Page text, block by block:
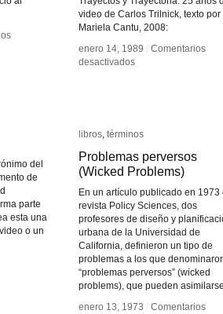
video de Carlos Trilnick, texto por
Mariela Cantu, 2008:
enero 14, 1989 / Comentarios
desactivadosen
enero 14, 1989 / Comentarios
desactivadosen
del
de
parte
esta una
o un
libros términos
Problemas perversos
(Wicked Problems)
En un artículo publicado en 1973
revista Policy Sciences, dos
profesores de diseño y
urbana de la Universidad de
California, definieron un tipo de
problemas a los que
“problemas perversos” (wicked
problems), que pueden
enero 13, 1973 / Comentarios
libros términos
Problemas perversos
(Wicked Problems)
enero 13, 1973 / Comentarios